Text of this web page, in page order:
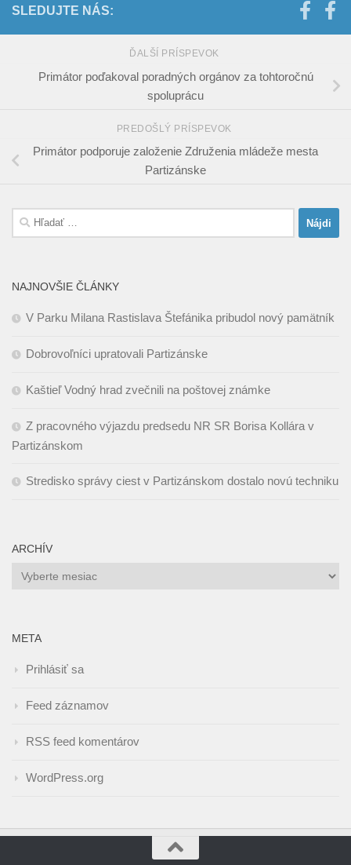
SLEDUJTE NÁS:
ĎALŠÍ PRÍSPEVOK
Primátor poďakoval poradných orgánov za tohtoročnú
spoluprácu
PREDOŠLÝ PRÍSPEVOK
Primátor podporuje založenie Združenia mládeže mesta
Partizánske
Hľadať:
NAJNOVŠIE ČLÁNKY
V Parku Milana Rastislava Štefánika pribudol nový pamätník
Dobrovoľníci upratovali Partizánske
Kaštieľ Vodný hrad zvečnili na poštovej známke
Z pracovného výjazdu predsedu NR SR Borisa Kollára v
Partizánskom
Stredisko správy ciest v Partizánskom dostalo novú techniku
ARCHÍV
Archív
META
Prihlásiť sa
Feed záznamov
RSS feed komentárov
WordPress.org